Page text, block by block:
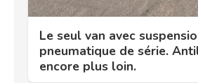
Le seul van avec
pneumatique de série.
encore plus loin.